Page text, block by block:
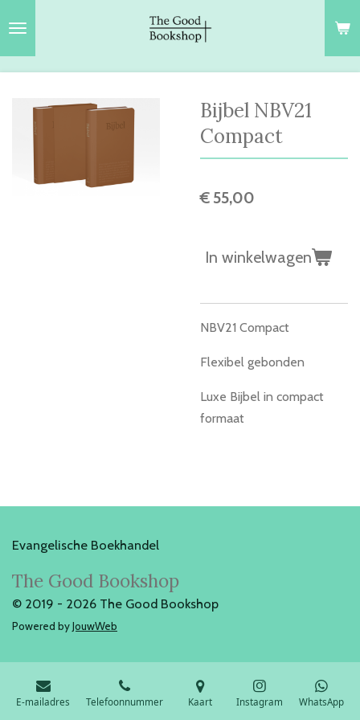
hoofdinhoud
Bijbel NBV21
Compact
€ 55,00
In winkelwagen
NBV21 Compact
Flexibel gebonden
Luxe Bijbel in compact
formaat
Evangelische Boekhandel
The Good Bookshop
© 2019 - 2026 The Good Bookshop
Powered byJouwWeb
E-mailadres Telefoonnummer Kaart Instagram WhatsApp